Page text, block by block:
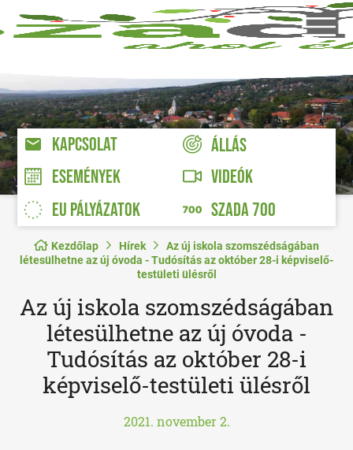
KAPCSOLAT
ÁLLÁS
ESEMÉNYEK
VIDEÓK
EU PÁLYÁZATOK
SZADA 700
Kezdőlap Hírek
Az új iskola szomszédságában
létesülhetne az új óvoda - Tudósítás az október 28-i képviselő-
testületi ülésről
Az új iskola szomszédságában
létesülhetne az új óvoda -
Tudósítás az október 28-i
képviselő-testületi ülésről
2021. november 2.